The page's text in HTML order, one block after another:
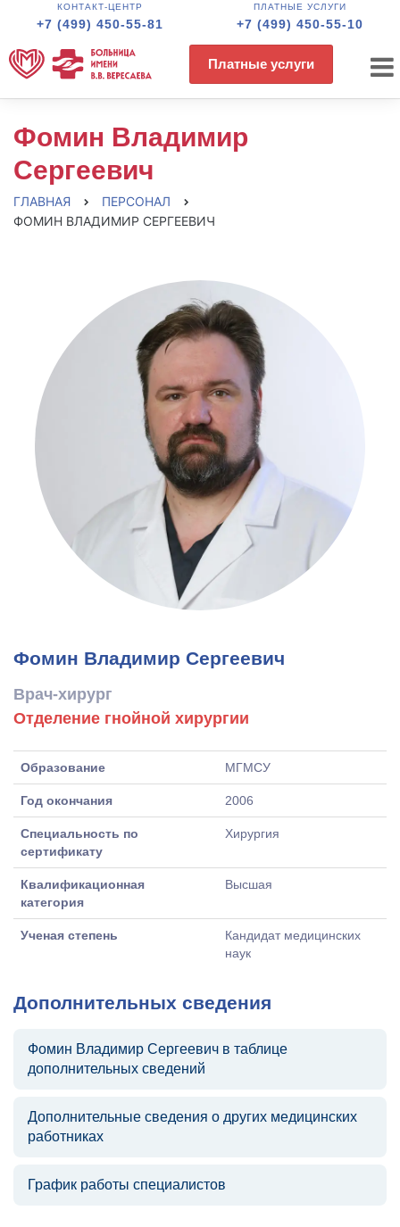
КОНТАКТ-ЦЕНТР
+7 (499) 450-55-81
ПЛАТНЫЕ УСЛУГИ
+7 (499) 450-55-10
Платные услуги
Фомин Владимир
Сергеевич
ГЛАВНАЯ
ПЕРСОНАЛ
ФОМИН ВЛАДИМИР СЕРГЕЕВИЧ
Фомин Владимир Сергеевич
Врач-хирург
Отделение гнойной хирургии
Образование МГМСУ
Год окончания 2006
Специальность по
сертификату
Хирургия
Квалификационная
категория
Высшая
Ученая степень
Кандидат медицинских
наук
Дополнительных сведения
Фомин Владимир Сергеевич в таблице
дополнительных сведений
Дополнительные сведения о других медицинских
работниках
График работы специалистов